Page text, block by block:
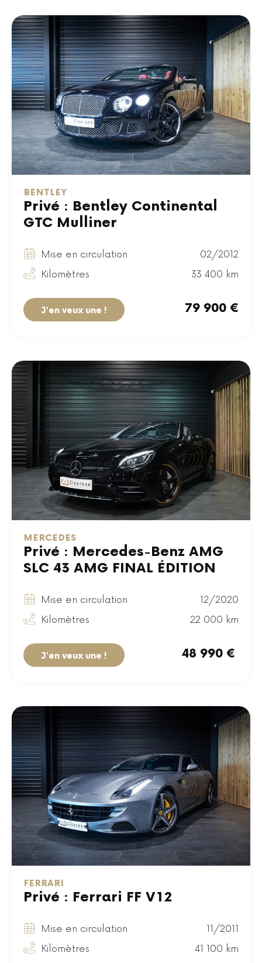
BENTLEY
Privé : Bentley Continental
GTC Mulliner
Mise en circulation
02/2012
Kilomètres
33 400 km
J'en veux une ! 79 900 €
MERCEDES
Privé : Mercedes-Benz AMG
SLC 43 AMG FINAL ÉDITION
Mise en circulation
12/2020
Kilomètres
22 000 km
J'en veux une ! 48 990 €
FERRARI
Privé : Ferrari FF V12
Mise en circulation
11/2011
Kilomètres
41 100 km